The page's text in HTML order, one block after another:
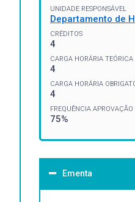
UNIDADE RESPONSÁVEL
Departamento de
CRÉDITOS
4
CARGA HORÁRIA TEÓRICA
4
CARGA HORÁRIA
4
FREQUÊNCIA APROVAÇÃO
75%
Ementa